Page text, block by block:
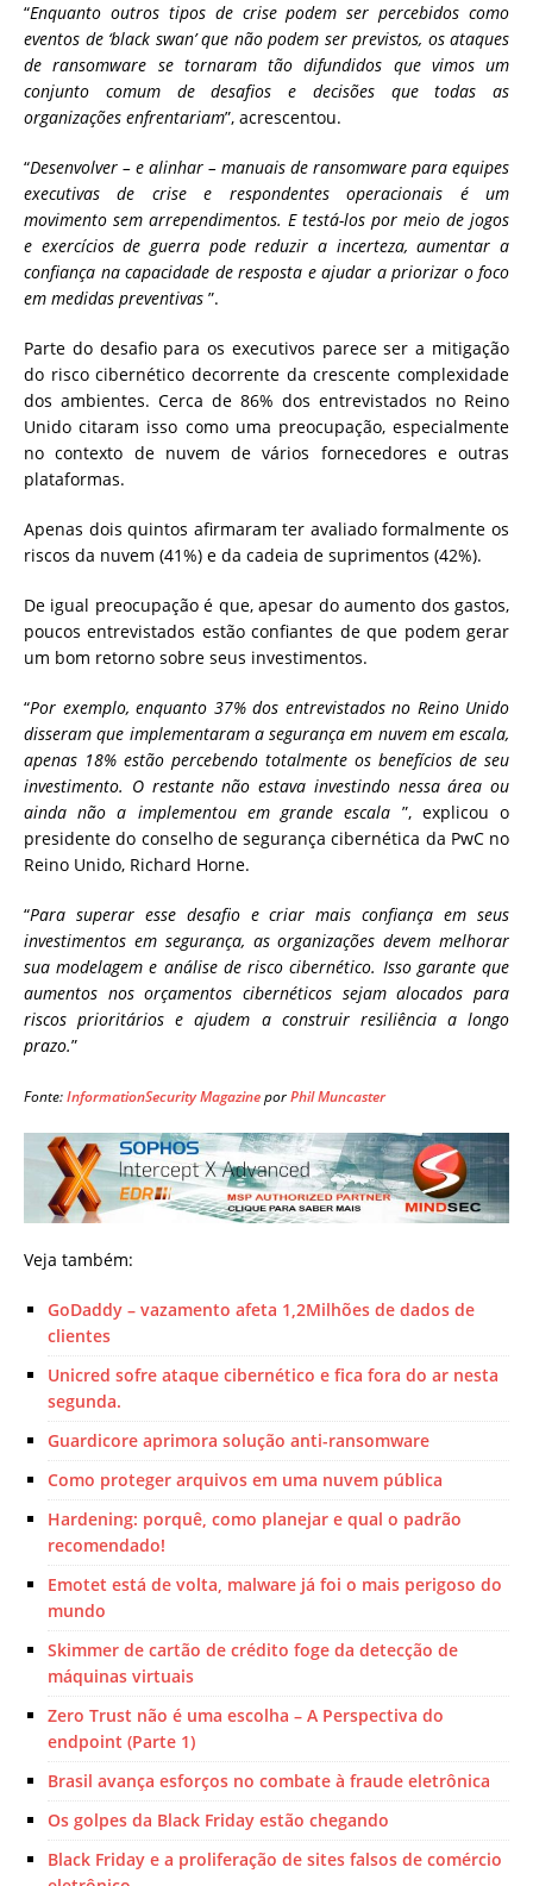
“Enquanto outros tipos de crise podem ser percebidos como
eventos de ‘black swan’ que não podem ser previstos, os ataques
de ransomware se tornaram tão difundidos que vimos um
conjunto comum de desafios e decisões que todas as
organizações enfrentariam”, acrescentou.
“Desenvolver – e alinhar – manuais de ransomware para equipes
executivas de crise e respondentes operacionais é um
movimento sem arrependimentos. E testá-los por meio de jogos
e exercícios de guerra pode reduzir a incerteza, aumentar a
confiança na capacidade de resposta e ajudar a priorizar o foco
em medidas preventivas ”.
Parte do desafio para os executivos parece ser a mitigação
do risco cibernético decorrente da crescente complexidade
dos ambientes. Cerca de 86% dos entrevistados no Reino
Unido citaram isso como uma preocupação, especialmente
no contexto de nuvem de vários fornecedores e outras
plataformas.
Apenas dois quintos afirmaram ter avaliado formalmente os
riscos da nuvem (41%) e da cadeia de suprimentos (42%).
De igual preocupação é que, apesar do aumento dos gastos,
poucos entrevistados estão confiantes de que podem gerar
um bom retorno sobre seus investimentos.
“Por exemplo, enquanto 37% dos entrevistados no Reino Unido
disseram que implementaram a segurança em nuvem em escala,
apenas 18% estão percebendo totalmente os benefícios de seu
investimento. O restante não estava investindo nessa área ou
ainda não a implementou em grande escala ”, explicou o
presidente do conselho de segurança cibernética da PwC no
Reino Unido, Richard Horne.
“Para superar esse desafio e criar mais confiança em seus
investimentos em segurança, as organizações devem melhorar
sua modelagem e análise de risco cibernético. Isso garante que
aumentos nos orçamentos cibernéticos sejam alocados para
riscos prioritários e ajudem a construir resiliência a longo
prazo.”
Fonte:InformationSecurity MagazineporPhil Muncaster
Veja também:
GoDaddy – vazamento afeta 1,2Milhões de dados de
clientes
Unicred sofre ataque cibernético e fica fora do ar nesta
segunda.
Guardicore aprimora solução anti-ransomware
Como proteger arquivos em uma nuvem pública
Hardening: porquê, como planejar e qual o padrão
recomendado!
Emotet está de volta, malware já foi o mais perigoso do
mundo
Skimmer de cartão de crédito foge da detecção de
máquinas virtuais
Zero Trust não é uma escolha – A Perspectiva do
endpoint (Parte 1)
Brasil avança esforços no combate à fraude eletrônica
Os golpes da Black Friday estão chegando
Black Friday e a proliferação de sites falsos de comércio